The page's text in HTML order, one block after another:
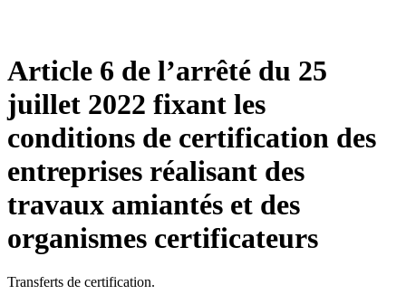
Article 6 de l’arrêté du 25
juillet 2022 fixant les
conditions de certification des
entreprises réalisant des
travaux amiantés et des
organismes certificateurs
Transferts de certification.